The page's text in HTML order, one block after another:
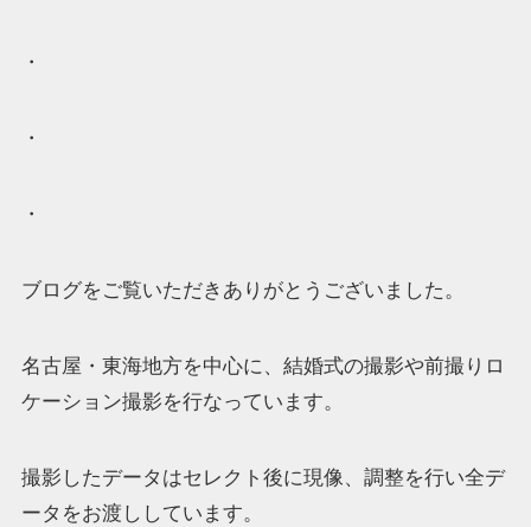
・
・
・
ブログをご覧いただきありがとうございました。
名古屋・東海地方を中心に、結婚式の撮影や前撮りロ
ケーション撮影を行なっています。
撮影したデータはセレクト後に現像、調整を行い全デ
ータをお渡ししています。